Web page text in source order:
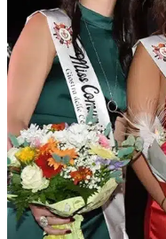
05 sept. 26
Concerts
Nuit Blanche et Bela
centre historique